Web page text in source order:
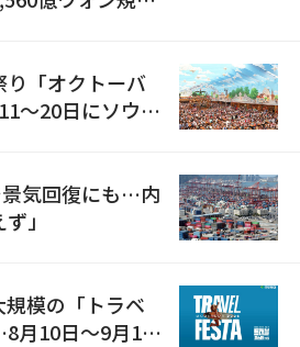
「オクトーバ
〜20日にソウル
気回復にも…内
」
模の「トラベ
月10日～9月11